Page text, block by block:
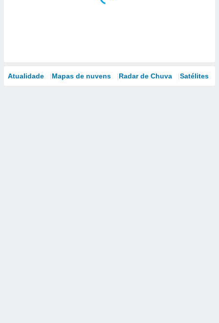
Atualidade Mapas de nuvens Radar de Chuva Satélites